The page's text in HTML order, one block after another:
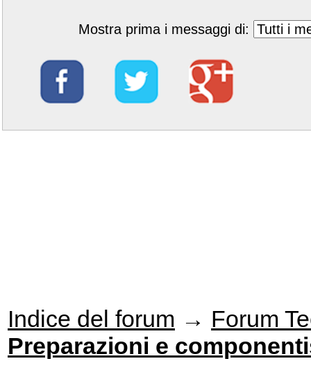
Mostra prima i messaggi di:
Indice del forum → Forum
Preparazioni e